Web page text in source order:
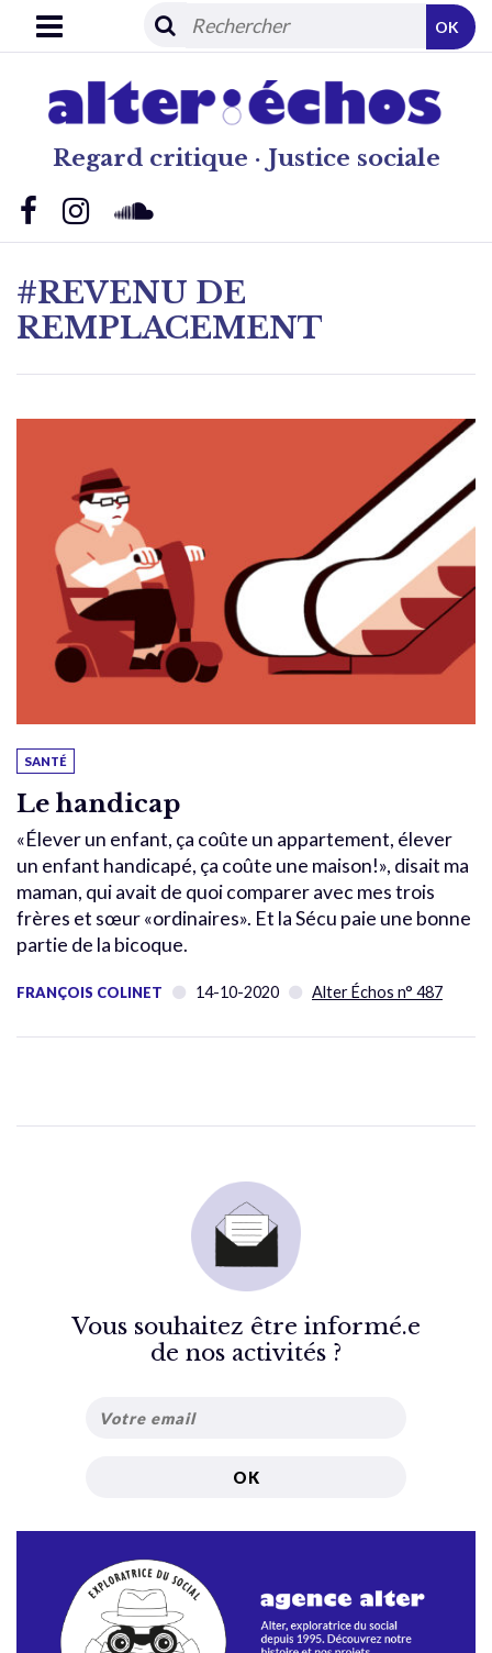
Regard critique · Justice sociale
OK
#REVENU DE
REMPLACEMENT
SANTÉ
Le handicap
«Élever un enfant, ça coûte un appartement, élever
un enfant handicapé, ça coûte une maison!», disait ma
maman, qui avait de quoi comparer avec mes trois
frères et sœur «ordinaires». Et la Sécu paie une bonne
partie de la bicoque.
FRANÇOIS COLINET 14-10-2020 Alter Échos n° 487
Vous souhaitez être informé.e
de nos activités ?